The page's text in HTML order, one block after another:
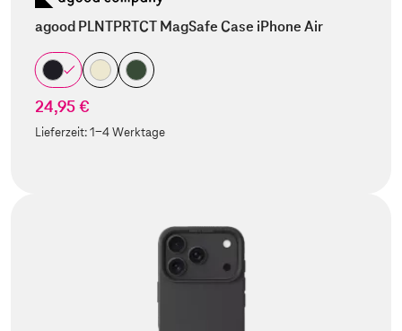
agood PLNTPRTCT MagSafe Case iPhone Air
24,95 €
Lieferzeit:1-4 Werktage